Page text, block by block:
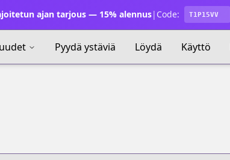
ajan tarjous — 15% alennus| Code: T1P15VV
Pyydä ystäviä Löydä Käyttö